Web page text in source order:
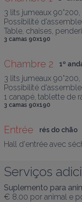
3 lits jumeaux 90*200,
Possibilité
Table, chaises,
3 camas 90x190
Chambre 2 1º
3 lits jumeaux
Possibilité
1 canapé, tablette de
3 camas 90x190
Entrée rés do chão
Hall d'entrée avec
Serviços
Suplemento para
€ 8,00 por animal e